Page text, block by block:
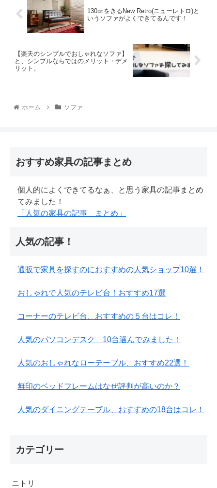
130㎝をきるNew Retro(ニューレトロ)と
いうソファがよくできてるんです！
【楽天のシンプルでおしゃれなソファ】
と、シンプルならではのメリット・デメ
リット。
ホーム ソファ
おすすめ家具の記事まとめ
個人的によくできてるなぁ、と思う家具の記事まとめ
てみました！
「人気の家具の記事 まとめ」
人気の記事！
通販で家具を探すのにおすすめの人気ショップ10選！
おしゃれで人気のテレビ台！おすすめ17選
コーナーのテレビ台、おすすめの５台はコレ！
人気のパソコンデスク 10台選んでみました！
人気のおしゃれなローテーブル、おすすめ22選！
無印のベッドフレームはなぜ評判が高いのか？
人気のダイニングテーブル、おすすめの18台はコレ！
カテゴリー
ニトリ